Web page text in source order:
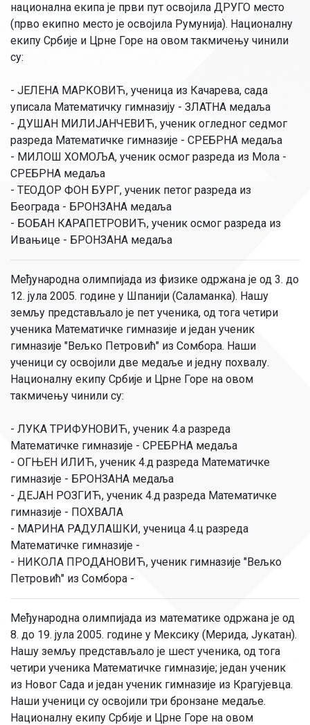
национална екипа је први пут освојила ДРУГО место
(прво екипно место је освојила Румунија). Националну
екипу Србије и Црне Горе на овом такмичењу чинили
су:
- ЈЕЛЕНА МАРКОВИЋ, ученица из Качарева, сада
уписала Математичку гимназију - ЗЛАТНА медаља
- ДУШАН МИЛИЈАНЧЕВИЋ, ученик огледног седмог
разреда Математичке гимназије - СРЕБРНА медаља
- МИЛОШ ХОМОЉА, ученик осмог разреда из Мола -
СРЕБРНА медаља
- ТЕОДОР ФОН БУРГ, ученик петог разреда из
Београда - БРОНЗАНА медаља
- БОБАН КАРАПЕТРОВИЋ, ученик осмог разреда из
Ивањице - БРОНЗАНА медаља
Међународна олимпијада из физике одржана је од 3. до
12. јула 2005. године у Шпанији (Саламанка). Нашу
земљу представљало је пет ученика, од тога четири
ученика Математичке гимназије и један ученик
гимназије "Вељко Петровић" из Сомбора. Наши
ученици су освојили две медаље и једну похвалу.
Националну екипу Србије и Црне Горе на овом
такмичењу чинили су:
- ЛУКА ТРИФУНОВИЋ, ученик 4.а разреда
Математичке гимназије - СРЕБРНА медаља
- ОГЊЕН ИЛИЋ, ученик 4.д разреда Математичке
гимназије - БРОНЗАНА медаља
- ДЕЈАН РОЗГИЋ, ученик 4.д разреда Математичке
гимназије - ПОХВАЛА
- МАРИНА РАДУЛАШКИ, ученица 4.ц разреда
Математичке гимназије -
- НИКОЛА ПРОДАНОВИЋ, ученик гимназије "Вељко
Петровић" из Сомбора -
Међународна олимпијада из математике одржана је од
8. до 19. јула 2005. године у Мексику (Мерида, Јукатан).
Нашу земљу представљало је шест ученика, од тога
четири ученика Математичке гимназије; један ученик
из Новог Сада и један ученик гимназије из Крагујевца.
Наши ученици су освојили три бронзане медаље.
Националну екипу Србије и Црне Горе на овом